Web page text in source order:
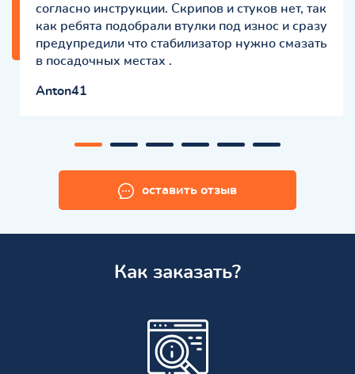
согласно инструкции. Скрипов и стуков нет, так
как ребята подобрали втулки под износ и сразу
предупредили что стабилизатор нужно смазать
в посадочных местах .
Anton41
оставить отзыв
Как заказать?